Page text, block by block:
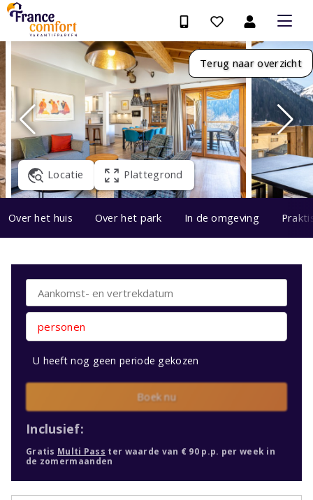
Terug naar overzicht
Locatie Plattegrond
Over het huis Over het park In de omgeving
personen
U heeft nog geen periode gekozen
Boek nu
Inclusief:
Gratis Multi Pass ter waarde van € 90 p.p. per week in
de zomermaanden